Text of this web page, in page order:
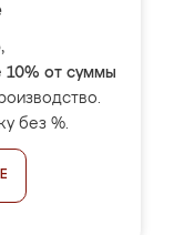
10% от суммы
без %.